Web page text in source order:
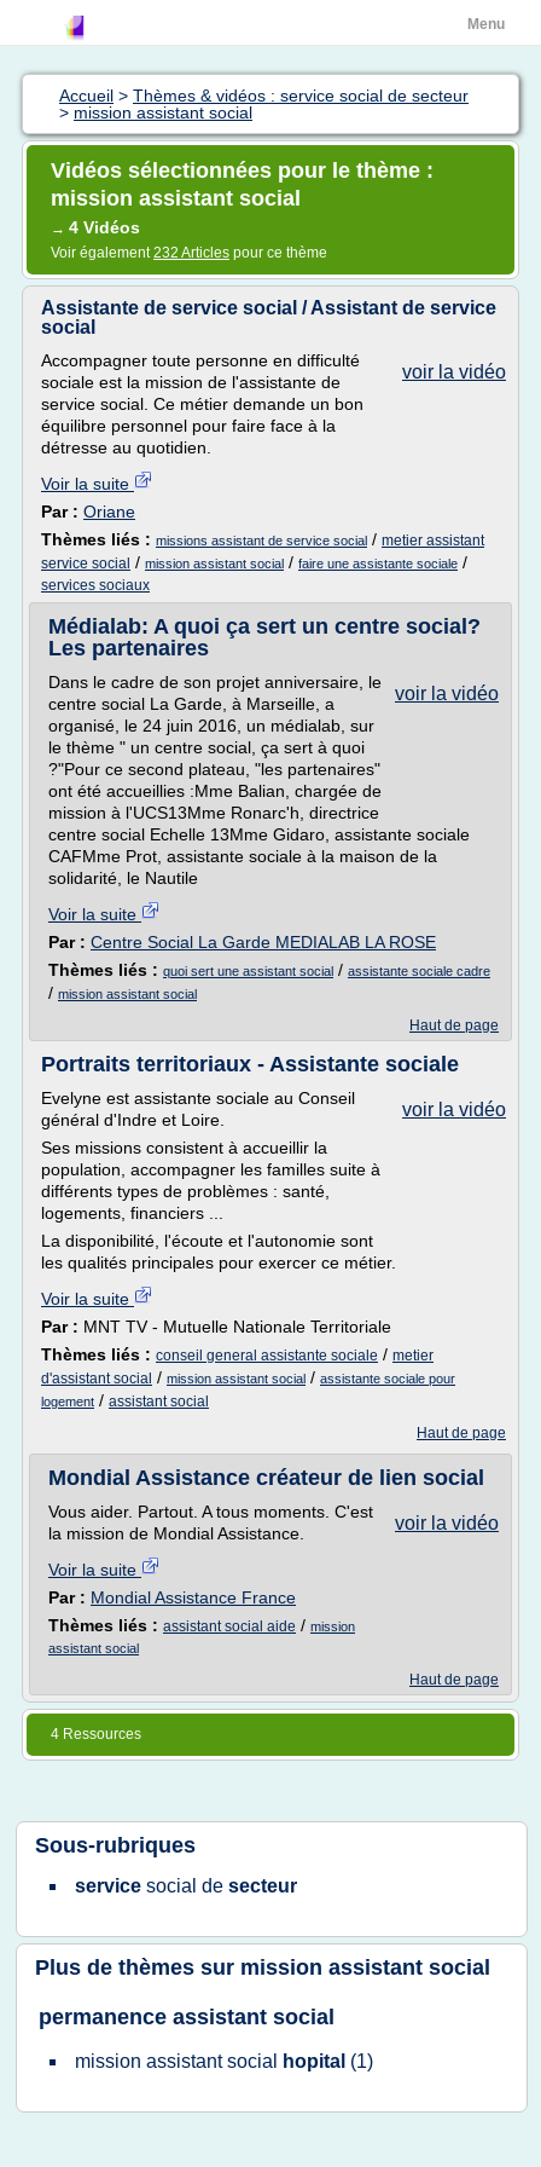
Menu
Accueil > Thèmes & vidéos : service social de secteur
> mission assistant social
Vidéos sélectionnées pour le thème :
mission assistant social
→ 4 Vidéos
Voir également232 Articles pour ce thème
Assistante de service social / Assistant de service
social
voir la vidéo
Accompagner toute personne en difficulté
sociale est la mission de l'assistante de
service social. Ce métier demande un bon
équilibre personnel pour faire face à la
détresse au quotidien.
Voir la suite
Par : Oriane
Thèmes liés : missions assistant de service social / metier assistant
service social / mission assistant social / faire une assistante sociale /
services sociaux
Médialab: A quoi ça sert un centre social?
Les partenaires
voir la vidéo
Dans le cadre de son projet anniversaire, le
centre social La Garde, à Marseille, a
organisé, le 24 juin 2016, un médialab, sur
le thème " un centre social, ça sert à quoi
?"Pour ce second plateau, "les partenaires"
ont été accueillies :Mme Balian, chargée de
mission à l'UCS13Mme Ronarc'h, directrice
centre social Echelle 13Mme Gidaro, assistante sociale
CAFMme Prot, assistante sociale à la maison de la
solidarité, le Nautile
Voir la suite
Par : Centre Social La Garde MEDIALAB LA ROSE
Thèmes liés : quoi sert une assistant social / assistante sociale cadre
/ mission assistant social
Haut de page
Portraits territoriaux - Assistante sociale
voir la vidéo
Evelyne est assistante sociale au Conseil
général d'Indre et Loire.
Ses missions consistent à accueillir la
population, accompagner les familles suite à
différents types de problèmes : santé,
logements, financiers ...
La disponibilité, l'écoute et l'autonomie sont
les qualités principales pour exercer ce métier.
Voir la suite
Par : MNT TV - Mutuelle Nationale Territoriale
Thèmes liés : conseil general assistante sociale / metier
d'assistant social / mission assistant social / assistante sociale pour
logement / assistant social
Haut de page
Mondial Assistance créateur de lien social
voir la vidéo
Vous aider. Partout. A tous moments. C'est
la mission de Mondial Assistance.
Voir la suite
Par : Mondial Assistance France
Thèmes liés : assistant social aide / mission
assistant social
Haut de page
4 Ressources
Sous-rubriques
service social de secteur
Plus de thèmes sur mission assistant social
permanence assistant social
mission assistant social hopital (1)